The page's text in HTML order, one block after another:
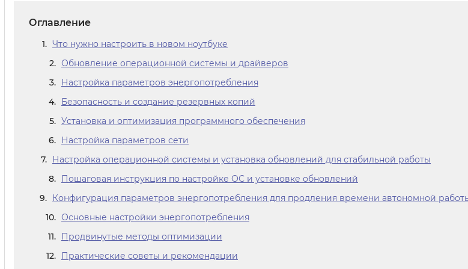
Оглавление
Что нужно настроить в новом ноутбуке
Обновление операционной системы и драйверов
Настройка параметров энергопотребления
Безопасность и создание резервных копий
Установка и оптимизация программного обеспечения
Настройка параметров сети
Настройка операционной системы и установка обновлений для стабильной работы
Пошаговая инструкция по настройке ОС и установке обновлений
Конфигурация параметров энергопотребления для продления времени автономной
Основные настройки энергопотребления
Продвинутые методы оптимизации
Практические советы и рекомендации